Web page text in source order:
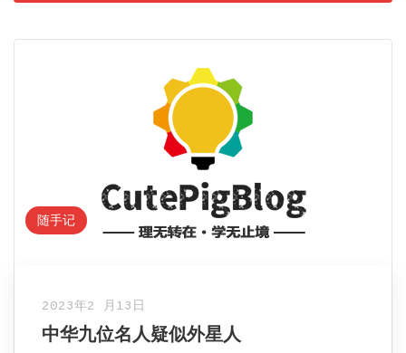
随手记
2023年2 月13日
中华九位名人疑似外星人